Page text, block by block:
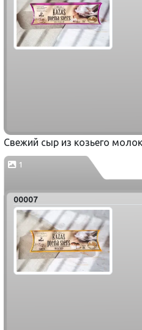
Свежий сыр из козьего
1
00007